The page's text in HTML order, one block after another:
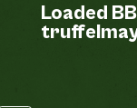
Loaded